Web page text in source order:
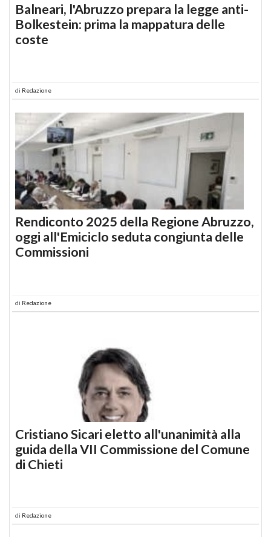
Balneari, l'Abruzzo prepara la legge anti-
Bolkestein: prima la mappatura delle
coste
di Redazione
Rendiconto 2025 della Regione Abruzzo,
oggi all'Emiciclo seduta congiunta delle
Commissioni
di Redazione
Cristiano Sicari eletto all'unanimità alla
guida della VII Commissione del Comune
di Chieti
di Redazione